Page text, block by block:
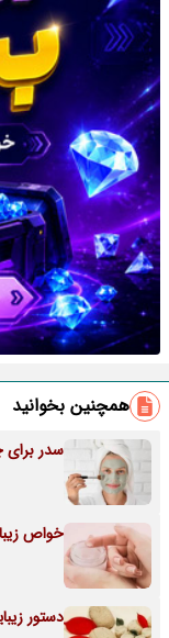
همچنین بخوانید
سدر
خواص
دستور